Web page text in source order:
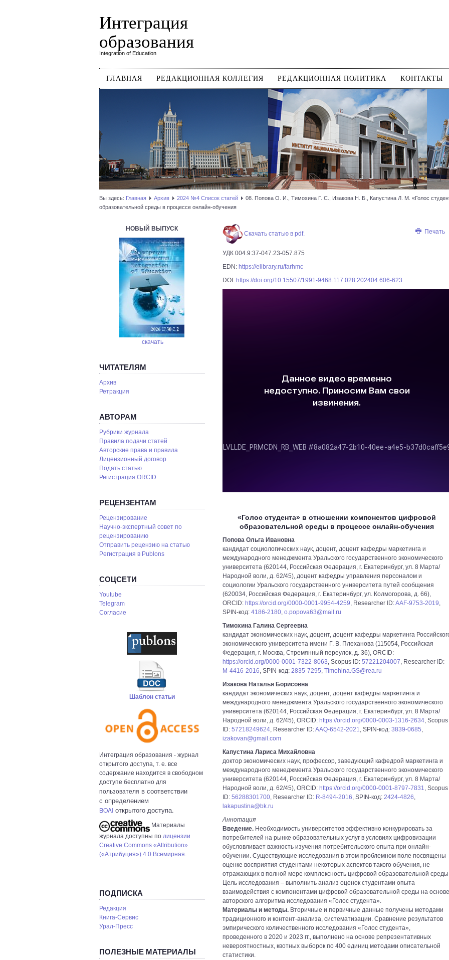
Интеграция
образования
Integration of Education
ГЛАВНАЯ РЕДАКЦИОННАЯ КОЛЛЕГИЯ РЕДАКЦИОННАЯ ПОЛИТИКА КОНТАКТЫ
Вы здесь: Главная Архив 2024 №4 Список статей
08. Попова О. И., Тимохина Г. С., Изакова Н. Б., Капустина Л. М. «Голос
образовательной среды в процессе онлайн-обучения
НОВЫЙ ВЫПУСК
скачать
ЧИТАТЕЛЯМ
Архив
Ретракция
АВТОРАМ
Рубрики журнала
Правила подачи статей
Авторские права и правила
Лицензионный договор
Подать статью
Регистрация ORCID
РЕЦЕНЗЕНТАМ
Рецензирование
Научно-экспертный совет по
рецензированию
Отправить рецензию на статью
Pегистрация в Publons
СОЦСЕТИ
Youtube
Telegram
Согласие
Шаблон статьи
Интеграция образования - журнал
открытого доступа, т. е. все
содержание находится в свободном
доступе бесплатно для
пользователя в соответствии
с определением
BOAI открытого доступа.
Материалы
журнала доступны по лицензии
Creative Commons «Attribution»
(«Атрибуция») 4.0 Всемирная.
ПОДПИСКА
Редакция
Книга-Сервис
Урал-Пресс
ПОЛЕЗНЫЕ МАТЕРИАЛЫ
Печать
Скачать статью в pdf.
УДК 004.9:37-047.23-057.875
EDN: https://elibrary.ru/farhmc
DOI: https://doi.org/10.15507/1991-9468.117.028.202404.606-623
«Голос студента» в отношении компонентов цифровой
образовательной среды в процессе онлайн-обучения
Попова Ольга Ивановна
кандидат социологических наук, доцент, доцент кафедры маркетинга и
международного менеджмента Уральского государственного экономического
университета (620144, Российская Федерация, г. Екатеринбург, ул. 8 Марта/
Народной воли, д. 62/45), доцент кафедры управления персоналом и
социологии Уральского государственного университета путей сообщения
(620034, Российская Федерация, г. Екатеринбург, ул. Колмогорова, д. 66),
ORCID: https://orcid.org/0000-0001-9954-4259, Researcher ID:AAF-9753-2019,
SPIN-код: 4186-2180, o.popova63@mail.ru
Тимохина Галина Сергеевна
кандидат экономических наук, доцент, доцент кафедры маркетинга
экономического университета имени Г. В. Плеханова (115054, Российская
Федерация, г. Москва, Стремянный переулок, д. 36), ORCID:
https://orcid.org/0000-0001-7322-8063, Scopus ID: 57221204007, Researcher ID:
M-4416-2016, SPIN-код: 2835-7295, Timohina.GS@rea.ru
Изакова Наталья Борисовна
кандидат экономических наук, доцент, доцент кафедры маркетинга и
международного менеджмента Уральского государственного экономического
университета (620144, Российская Федерация, г. Екатеринбург, ул. 8 Марта/
Народной воли, д. 62/45), ORCID: https://orcid.org/0000-0003-1316-2634, Scopus
ID: 57218249624, Researcher ID:AAQ-6542-2021, SPIN-код: 3839-0685,
izakovan@gmail.com
Капустина Лариса Михайловна
доктор экономических наук, профессор, заведующий кафедрой маркетинга и
международного менеджмента Уральского государственного экономического
университета (620144, Российская Федерация, г. Екатеринбург, ул. 8 Марта/
Народной воли, д. 62/45), ORCID: https://orcid.org/0000-0001-8797-7831, Scopus
ID: 56288301700, Researcher ID: R-8494-2016, SPIN-код: 2424-4826,
lakapustina@bk.ru
Аннотация
Введение. Необходимость университетов эффективно конкурировать за
потребителей на рынке образовательных услуг в условиях цифровизации
обусловливает важность изучения потребительского опыта при онлайн-
обучении. Существующие исследования в этом проблемном поле посвящены
оценке восприятия студентами некоторых аспектов такого обучения, не
отражающих в полной мере комплексность цифровой образовательной
Цель исследования – выполнить анализ оценок студентами опыта
взаимодействия с компонентами цифровой образовательной среды на основе
авторского алгоритма исследования «Голос студента».
Материалы и методы. Вторичные и первичные данные получены методами
традиционного и контент-анализа, систематизации. Сравнение результатов
эмпирического количественного исследования «Голос студента»,
проведенного в 2020 и 2023 гг., выполнено на основе репрезентативных
невероятностных, квотных выборок по 400 единиц методами описательной
статистики.